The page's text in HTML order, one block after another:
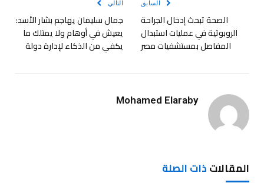
السابق
الصحة تبحث إدخال الجراحة
الروبوتية في عمليات استبدال
المفاصل بمستشفيات مصر
التالي
جمال سليمان يهاجم بشار الأسد:
يعيش في أوهام ولا يمتلك ما
يكفي من الذكاء لإدارة دولة
Mohamed Elaraby
المقالاتذات الصلة